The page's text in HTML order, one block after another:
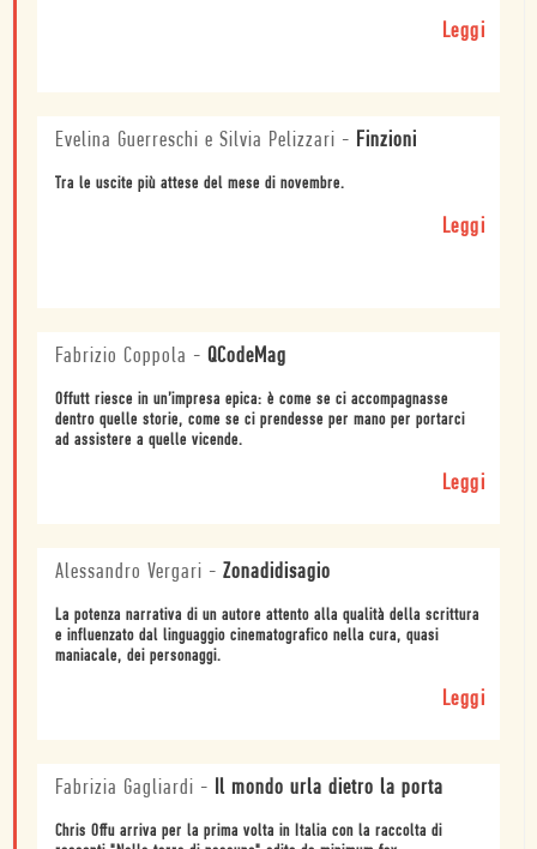
Leggi
Evelina Guerreschi e Silvia Pelizzari - Finzioni
Tra le uscite più attese del mese di novembre.
Leggi
Fabrizio Coppola - QCodeMag
Offutt riesce in un’impresa epica: è come se ci accompagnasse
dentro quelle storie, come se ci prendesse per mano per portarci
ad assistere a quelle vicende.
Leggi
Alessandro Vergari - Zonadidisagio
La potenza narrativa di un autore attento alla qualità della scrittura
e influenzato dal linguaggio cinematografico nella cura, quasi
maniacale, dei personaggi.
Leggi
Fabrizia Gagliardi - Il mondo urla dietro la porta
Chris Oﬀu arriva per la prima volta in Italia con la raccolta di